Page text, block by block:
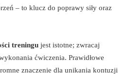
– to klucz do poprawy siły oraz
treningu jest istotne; zwracaj
ćwiczenia. Prawidłowe
znaczenie dla unikania kontuzji